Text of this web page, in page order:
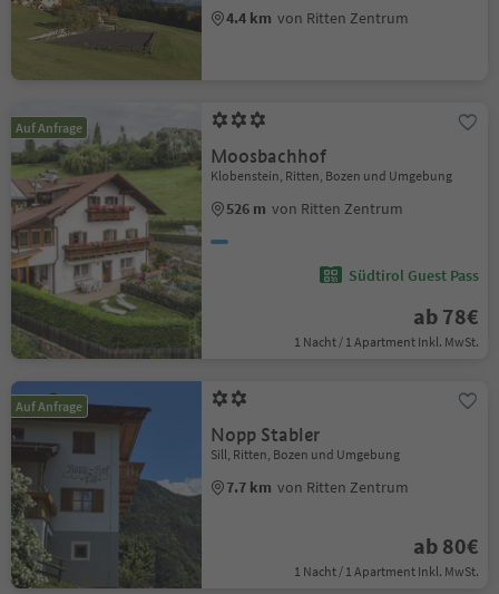
4.4 km von Ritten Zentrum
Auf Anfrage
Moosbachhof
Klobenstein, Ritten, Bozen und Umgebung
526 m von Ritten Zentrum
Südtirol Guest Pass
ab 78€
1 Nacht / 1 Apartment Inkl. MwSt.
Auf Anfrage
Nopp Stabler
Sill, Ritten, Bozen und Umgebung
7.7 km von Ritten Zentrum
ab 80€
1 Nacht / 1 Apartment Inkl. MwSt.